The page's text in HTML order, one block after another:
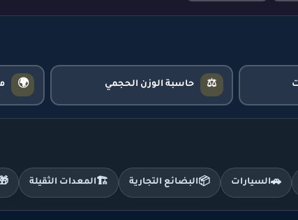
⚖️ حاسبة الوزن الحجمي 🌍
🚗السيارات 📦البضائع التجارية 🏗️ المعدات الثقيلة